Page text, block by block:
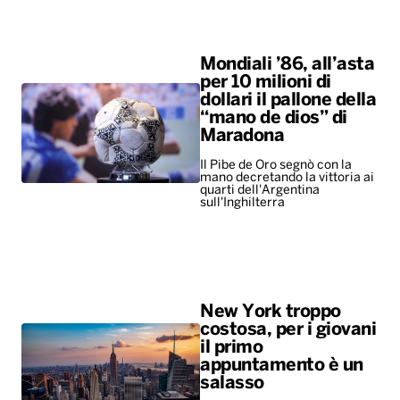
Mondiali ’86, all’asta
per 10 milioni di
dollari il pallone della
“mano de dios” di
Maradona
Il Pibe de Oro segnò con la
mano decretando la vittoria ai
quarti dell'Argentina
sull'Inghilterra
New York troppo
costosa, per i giovani
il primo
appuntamento è un
salasso